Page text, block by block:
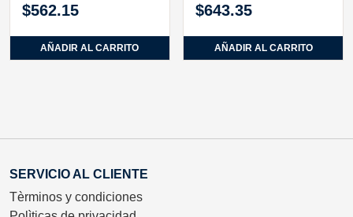
$562.15
AÑADIR AL CARRITO
$643.35
AÑADIR AL CARRITO
SERVICIO AL CLIENTE
Tèrminos y condiciones